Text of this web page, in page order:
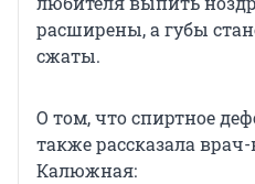
расширены, а губы
сжаты.
О том, что спиртное
также рассказала
Калюжная: